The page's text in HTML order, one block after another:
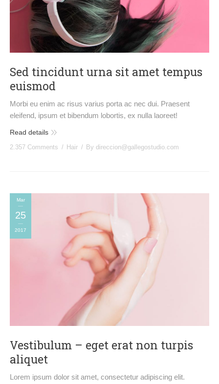
Sed tincidunt urna sit amet tempus
euismod
Morbi eu enim ac risus varius porta ac nec dui. Praesent
eleifend, ipsum et bibendum lobortis, ex nulla laoreet!
Read details
2.357 Comments Hair By direccion@gallegostudio.com
Mar
25
2017
Vestibulum – eget erat non turpis
aliquet
Lorem ipsum dolor sit amet, consectetur adipiscing elit.